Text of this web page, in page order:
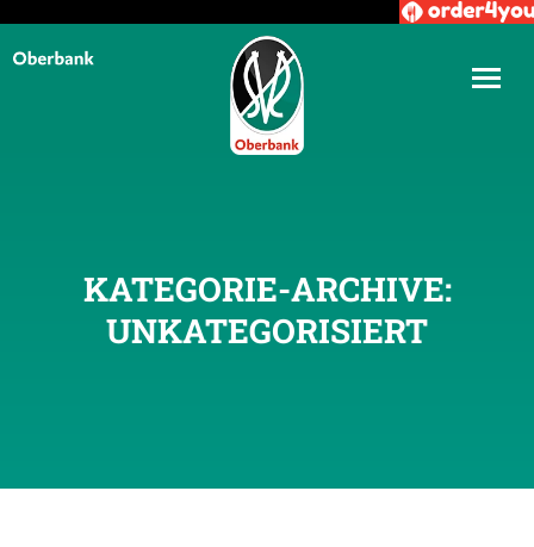
KATEGORIE-ARCHIVE:
UNKATEGORISIERT